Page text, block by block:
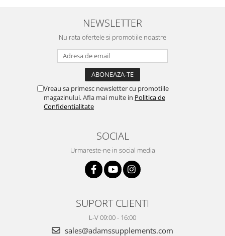
NEWSLETTER
Nu rata ofertele si promotiile noastre
Vreau sa primesc newsletter cu promotiile
magazinului. Afla mai multe in Politica de
Confidentialitate
SOCIAL
Urmareste-ne in social media
SUPORT CLIENTI
L-V 09:00 - 16:00
sales@adamssupplements.com